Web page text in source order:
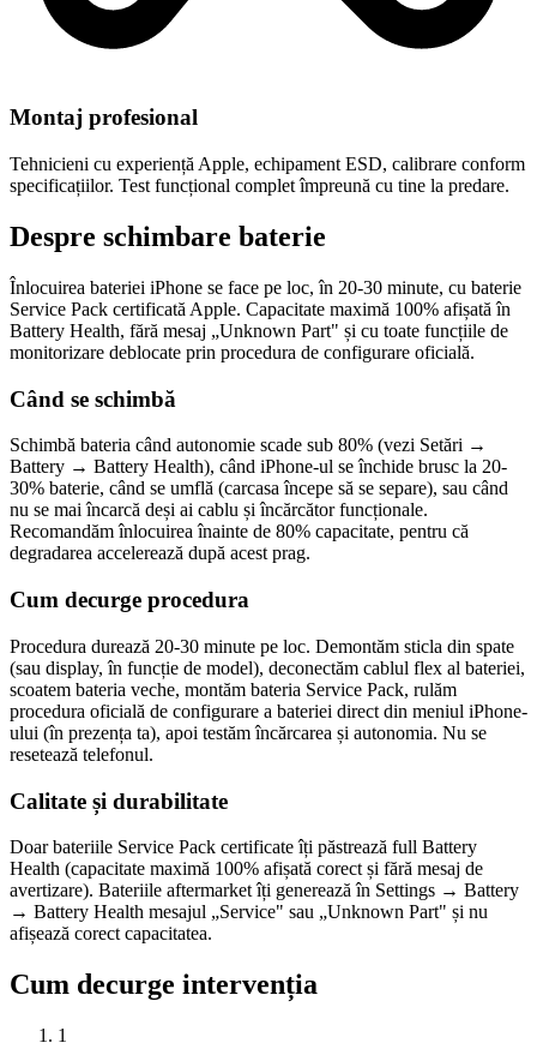
Montaj profesional
Tehnicieni cu experiență Apple, echipament ESD, calibrare conform
specificațiilor. Test funcțional complet împreună cu tine la predare.
Despre schimbare baterie
Înlocuirea bateriei iPhone se face pe loc, în 20-30 minute, cu baterie
Service Pack certificată Apple. Capacitate maximă 100% afișată în
Battery Health, fără mesaj „Unknown Part" și cu toate funcțiile de
monitorizare deblocate prin procedura de configurare oficială.
Când se schimbă
Schimbă bateria când autonomie scade sub 80% (vezi Setări →
Battery → Battery Health), când iPhone-ul se închide brusc la 20-
30% baterie, când se umflă (carcasa începe să se separe), sau când
nu se mai încarcă deși ai cablu și încărcător funcționale.
Recomandăm înlocuirea înainte de 80% capacitate, pentru că
degradarea accelerează după acest prag.
Cum decurge procedura
Procedura durează 20-30 minute pe loc. Demontăm sticla din spate
(sau display, în funcție de model), deconectăm cablul flex al bateriei,
scoatem bateria veche, montăm bateria Service Pack, rulăm
procedura oficială de configurare a bateriei direct din meniul iPhone-
ului (în prezența ta), apoi testăm încărcarea și autonomia. Nu se
resetează telefonul.
Calitate și durabilitate
Doar bateriile Service Pack certificate îți păstrează full Battery
Health (capacitate maximă 100% afișată corect și fără mesaj de
avertizare). Bateriile aftermarket îți generează în Settings → Battery
→ Battery Health mesajul „Service" sau „Unknown Part" și nu
afișează corect capacitatea.
Cum decurge intervenția
1